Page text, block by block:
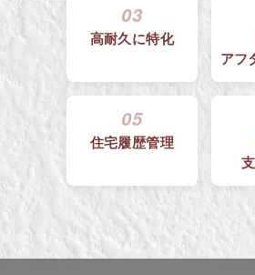
03
高耐久に特化
アフ
05
住宅履歴管理